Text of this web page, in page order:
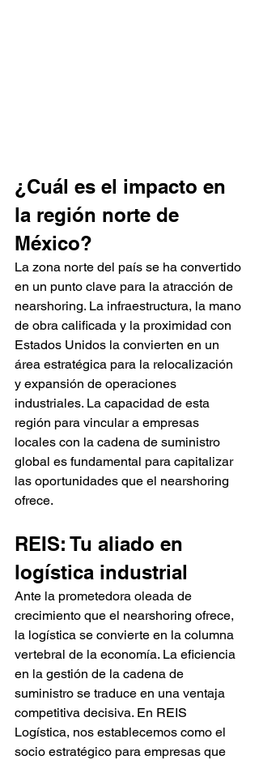
¿Cuál es el impacto en
la región norte de
México?
La zona norte del país se ha convertido
en un punto clave para la atracción de
nearshoring. La infraestructura, la mano
de obra calificada y la proximidad con
Estados Unidos la convierten en un
área estratégica para la relocalización
y expansión de operaciones
industriales. La capacidad de esta
región para vincular a empresas
locales con la cadena de suministro
global es fundamental para capitalizar
las oportunidades que el nearshoring
ofrece.
REIS: Tu aliado en
logística industrial
Ante la prometedora oleada de
crecimiento que el nearshoring ofrece,
la logística se convierte en la columna
vertebral de la economía. La eficiencia
en la gestión de la cadena de
suministro se traduce en una ventaja
competitiva decisiva. En REIS
Logística, nos establecemos como el
socio estratégico para empresas que